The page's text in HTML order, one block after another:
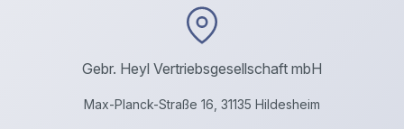
Gebr. Heyl Vertriebsgesellschaft mbH
Max-Planck-Straße 16, 31135 Hildesheim